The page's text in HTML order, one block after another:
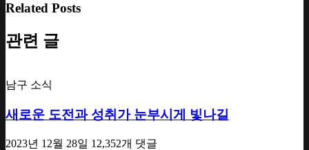
Related Posts
관련 글
남구 소식
새로운 도전과 성취가 눈부시게 빛나길
2023년 12월 28일 12,352개 댓글